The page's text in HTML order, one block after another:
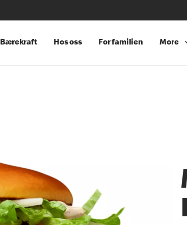
Bærekraft Hos oss For familien More